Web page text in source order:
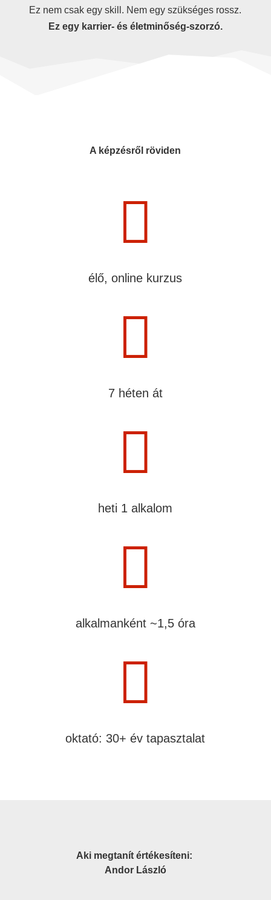
Ez nem csak egy skill. Nem egy szükséges rossz.
Ez egy karrier- és életminőség-szorzó.
A képzésről röviden

élő, online kurzus

7 héten át

heti 1 alkalom

alkalmanként ~1,5 óra

oktató: 30+ év tapasztalat
Aki megtanít értékesíteni:
Andor László